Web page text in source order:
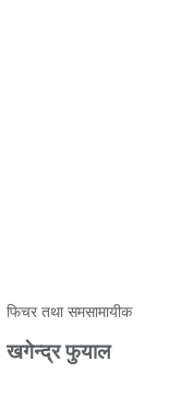
फिचर तथा समसामायीक
खगेन्द्र फुयाल